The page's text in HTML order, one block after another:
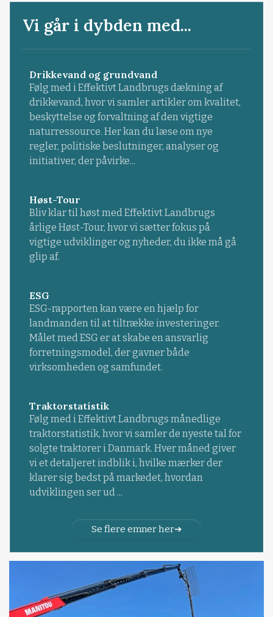
Vi går i dybden med...
Drikkevand og grundvand
Følg med i Effektivt Landbrugs dækning af
drikkevand, hvor vi samler artikler om kvalitet,
beskyttelse og forvaltning af den vigtige
naturressource. Her kan du læse om nye
regler, politiske beslutninger, analyser og
initiativer, der påvirke...
Høst-Tour
Bliv klar til høst med Effektivt Landbrugs
årlige Høst-Tour, hvor vi sætter fokus på
vigtige udviklinger og nyheder, du ikke må gå
glip af.
ESG
ESG-rapporten kan være en hjælp for
landmanden til at tiltrække investeringer.
Målet med ESG er at skabe en ansvarlig
forretningsmodel, der gavner både
virksomheden og samfundet.
Traktorstatistik
Følg med i Effektivt Landbrugs månedlige
traktorstatistik, hvor vi samler de nyeste tal for
solgte traktorer i Danmark. Hver måned giver
vi et detaljeret indblik i, hvilke mærker der
klarer sig bedst på markedet, hvordan
udviklingen ser ud ...
Se flere emner her